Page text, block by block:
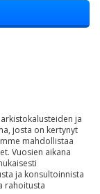
ja
josta on kertynyt
mahdollistaa
Vuosien aikana
ja konsultoinnista
rahoitusta